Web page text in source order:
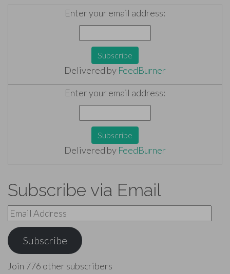
Enter your email address:
Delivered by FeedBurner
Enter your email address:
Delivered by FeedBurner
Subscribe via Email
Email
Address
Subscribe
Join 776 other subscribers